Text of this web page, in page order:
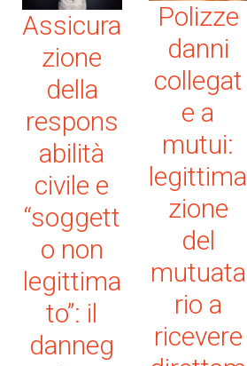
Assicura
zione
della
respons
abilità
civile e
“soggett
o non
legittima
to”: il
danneg
Polizze
danni
collegat
e a
mutui:
legittima
zione
del
mutuata
rio a
ricevere